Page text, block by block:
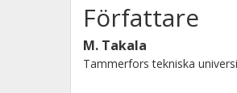
of 11-23 μm. The
the additive on the
Silica
Författare
M. Takala
Tammerfors tekniska